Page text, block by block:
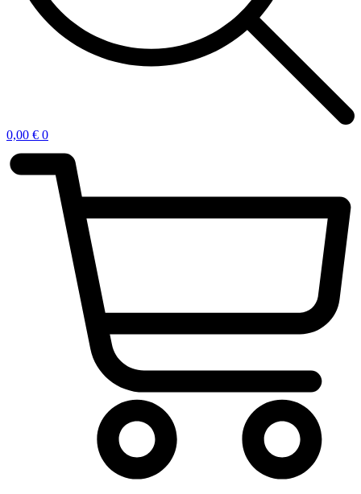
0,00 € 0